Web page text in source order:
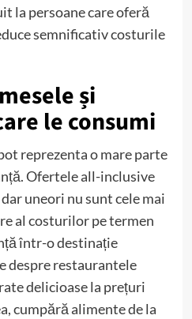
la persoane care oferă
semnificativ costurile
și
le consumi
reprezenta o mare parte
Ofertele all-inclusive
uneori nu sunt cele mai
al costurilor pe termen
într-o destinație
despre restaurantele
delicioase la prețuri
cumpără alimente de la